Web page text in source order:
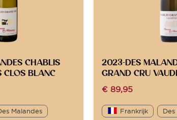
CHABLIS
CLOS BLANC
Malandes
2023-DES
GRAND CRU
€ 89,95
Frankrijk